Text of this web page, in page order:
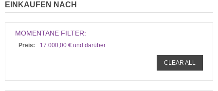
EINKAUFEN NACH
MOMENTANE FILTER:
Preis: 17.000,00 € und darüber
CLEAR ALL